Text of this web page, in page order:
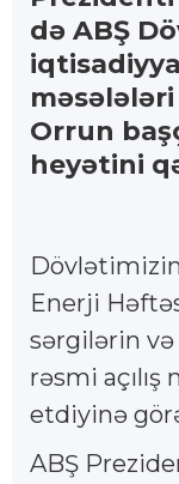
də ABŞ
Orrun
heyətini
Dövlətimizin
Enerji
sərgilərin və
rəsmi
etdiyinə
ABŞ